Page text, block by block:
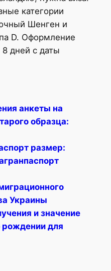
категории
Шенген и
D. Оформление
8 дней с даты
анкеты на
образца:
размер:
Украины
и значение
рождении для